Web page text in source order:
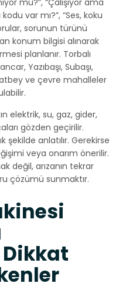
var mı?”, “Ses, koku
sorunun türünü
konum bilgisi alınarak
planlanır. Torbalı
Yazıbaşı, Subaşı,
ve çevre mahalleler
elektrik, su, gaz, gider,
gözden geçirilir.
şekilde anlatılır. Gerekirse
veya onarım önerilir.
değil, arızanın tekrar
çözümü sunmaktır.
Dikkat